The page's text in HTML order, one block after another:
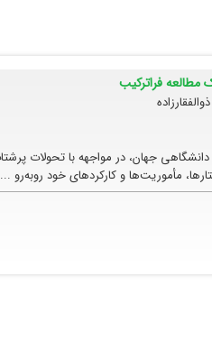
مطالعه فراترکیب
جهان، در مواجهه با تحولات
مأموریت‌ها و کارکردهای خود روبه‌رو ...